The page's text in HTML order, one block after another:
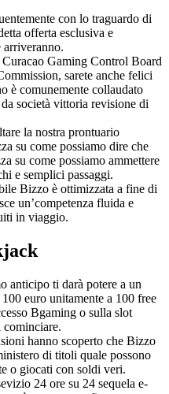
con lo traguardo di
offerta esclusiva e
Gaming Control Board
sarete anche felici
è comunemente collaudato
società vittoria revisione di
la nostra prontuario
su come possiamo dire che
su come possiamo ammettere
e semplici passaggi.
Bizzo è ottimizzata a fine di
un’competenza fluida e
in viaggio.
anticipo ti darà potere a un
euro unitamente a 100 free
Bgaming o sulla slot
cominciare.
hanno scoperto che Bizzo
di titoli quale possono
o giocati con soldi veri.
24 ore su 24 sequela e-